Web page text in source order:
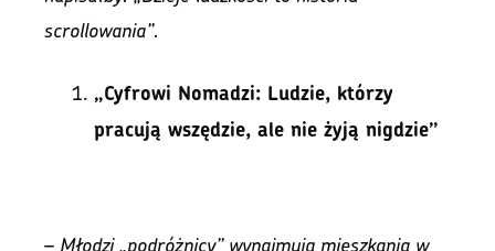
scrollowania”.
„Cyfrowi Nomadzi: Ludzie, którzy
pracują wszędzie, ale nie żyją nigdzie”
– Młodzi „podróżnicy” wynajmują mieszkania w